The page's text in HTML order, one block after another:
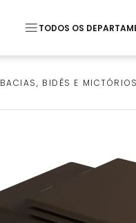
TODOS OS
BACIAS, BIDÊS E MICTÓRIOS